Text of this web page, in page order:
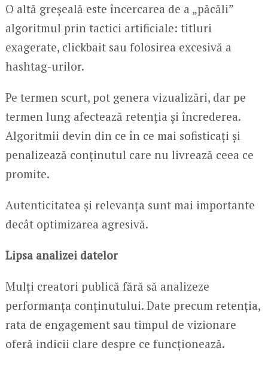
O altă greșeală este încercarea de a „păcăli”
algoritmul prin tactici artificiale: titluri
exagerate, clickbait sau folosirea excesivă a
hashtag-urilor.
Pe termen scurt, pot genera vizualizări, dar pe
termen lung afectează retenția și încrederea.
Algoritmii devin din ce în ce mai sofisticați și
penalizează conținutul care nu livrează ceea ce
promite.
Autenticitatea și relevanța sunt mai importante
decât optimizarea agresivă.
Lipsa analizei datelor
Mulți creatori publică fără să analizeze
performanța conținutului. Date precum retenția,
rata de engagement sau timpul de vizionare
oferă indicii clare despre ce funcționează.